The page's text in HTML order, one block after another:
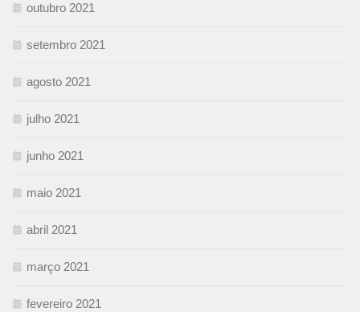
outubro 2021
setembro 2021
agosto 2021
julho 2021
junho 2021
maio 2021
abril 2021
março 2021
fevereiro 2021